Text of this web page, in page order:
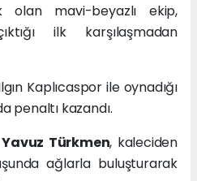
olan mavi-beyazlı ekip,
ilk karşılaşmadan
Kaplıcaspor ile oynadığı
penaltı kazandı.
Yavuz Türkmen, kaleciden
ağlarla buluşturarak